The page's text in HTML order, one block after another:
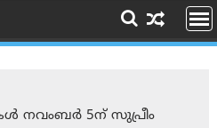
നവംബര്‍ 5ന് സുപ്രീം